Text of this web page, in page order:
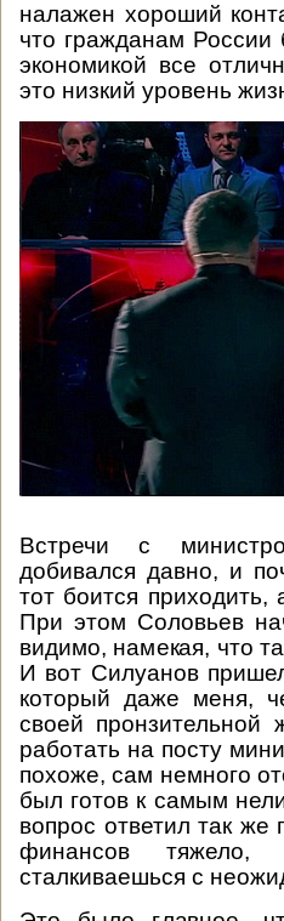
налажен хороший
что гражданам
экономикой все
это низкий уровень
Встречи с
добивался давно, и
тот боится
При этом Соловьев
видимо, намекая, что
И вот Силуанов
который даже меня,
своей
работать на посту
похоже, сам немного
был готов к самым
вопрос ответил так
финансов тяжело,
сталкиваешься с